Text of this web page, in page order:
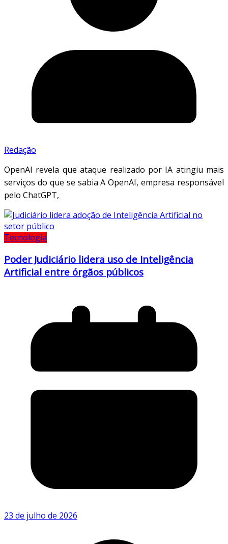
Redação
OpenAI revela que ataque realizado por IA atingiu mais
serviços do que se sabia A OpenAI, empresa responsável
pelo ChatGPT,
Tecnologia
Poder Judiciário lidera uso de Inteligência
Artificial entre órgãos públicos
23 de julho de 2026